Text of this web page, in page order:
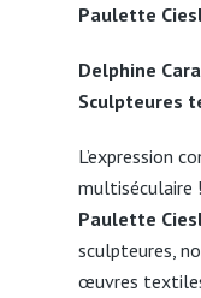
Paulette
Delphine
Sculpteures
L’expression
multiséculaire !
Paulette
sculpteures,
œuvres